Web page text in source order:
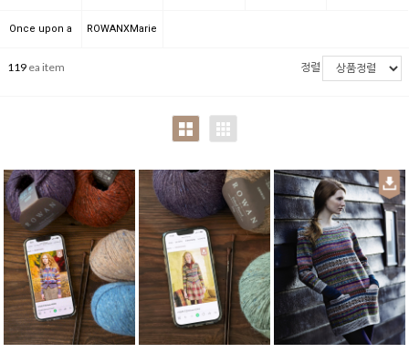
Wallin
PDF by Marie
Wallin
PDF by Marie
Once upon a
time PDF by
ROWANXMarie
119 ea item 정렬